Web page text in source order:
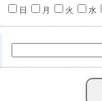
日 月 火 水